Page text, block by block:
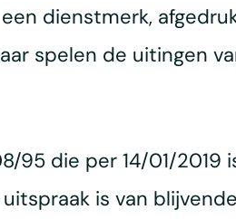
dienstmerk,
spelen de uitingen
95 die per 14/01/2019
is van